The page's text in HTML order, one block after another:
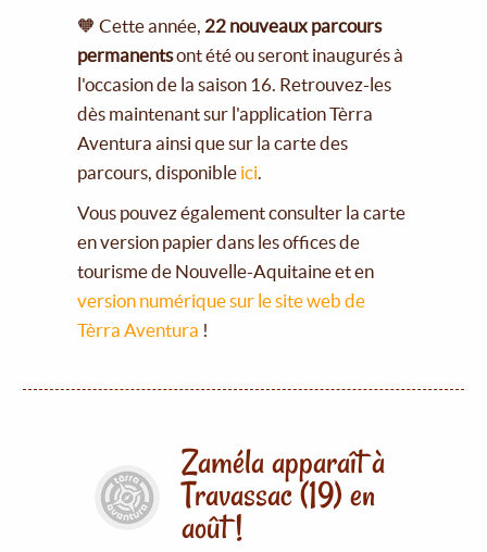
🧡 Cette année, 22 nouveaux parcours
permanentsont été ou seront inaugurés à
l'occasion de la saison 16. Retrouvez-les
dès maintenant sur l'application Tèrra
Aventura ainsi que sur la carte des
parcours, disponible ici.
Vous pouvez également consulter la carte
en version papier dans les offices de
tourisme de Nouvelle-Aquitaine et en
version numérique sur le site web de
Tèrra Aventura !
Zaméla apparaît à
Travassac (19) en
août !